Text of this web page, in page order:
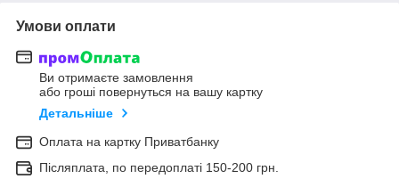
Умови оплати
Ви отримаєте замовлення
або гроші повернуться на вашу картку
Детальніше
Оплата на картку Приватбанку
Післяплата, по передоплаті 150-200 грн.